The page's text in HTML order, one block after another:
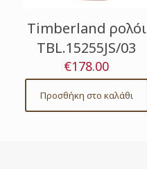
Timberland ρολόι
TBL.15255JS/03
€178.00
Προσθήκη στο καλάθι